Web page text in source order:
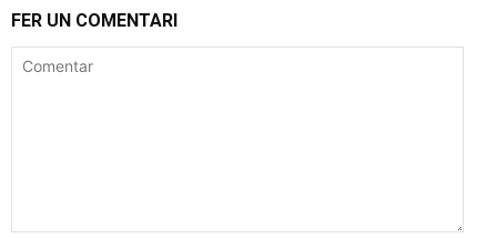
FER UN COMENTARI